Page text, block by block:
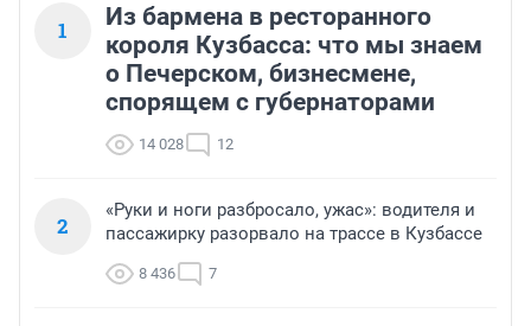
1
Из бармена в ресторанного
короля Кузбасса: что мы знаем
о Печерском, бизнесмене,
спорящем с губернаторами
14 028 12
2
«Руки и ноги разбросало, ужас»: водителя и
пассажирку разорвало на трассе в Кузбассе
8 436 7